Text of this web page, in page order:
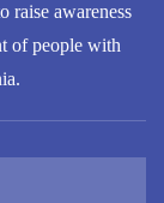
raise awareness
of people with